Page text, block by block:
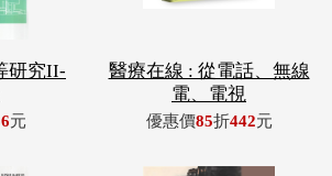
研究II-
元
醫療在線 : 從電話、無線
電、電視
優惠價85折442元